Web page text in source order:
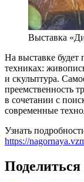
Выставка
На выставке будет
техниках:
и скульптура.
преемственность
в сочетании с
современные
Узнать
https://